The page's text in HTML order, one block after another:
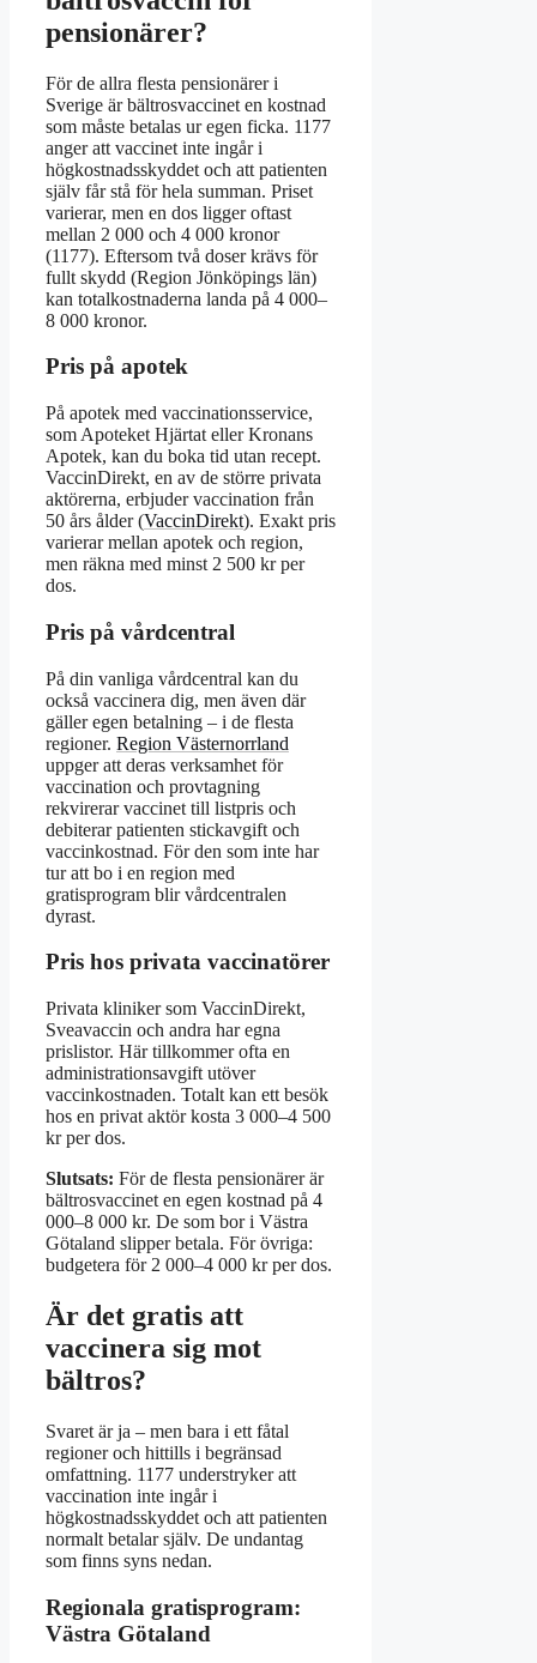
pensionärer?
För de allra flesta pensionärer i
Sverige är bältrosvaccinet en kostnad
som måste betalas ur egen ficka. 1177
anger att vaccinet inte ingår i
högkostnadsskyddet och att patienten
själv får stå för hela summan. Priset
varierar, men en dos ligger oftast
mellan 2 000 och 4 000 kronor
(1177). Eftersom två doser krävs för
fullt skydd (Region Jönköpings län)
kan totalkostnaderna landa på 4 000–
8 000 kronor.
Pris på apotek
På apotek med vaccinationsservice,
som Apoteket Hjärtat eller Kronans
Apotek, kan du boka tid utan recept.
VaccinDirekt, en av de större privata
aktörerna, erbjuder vaccination från
50 års ålder (VaccinDirekt). Exakt pris
varierar mellan apotek och region,
men räkna med minst 2 500 kr per
dos.
Pris på vårdcentral
På din vanliga vårdcentral kan du
också vaccinera dig, men även där
gäller egen betalning – i de flesta
regioner. Region Västernorrland
uppger att deras verksamhet för
vaccination och provtagning
rekvirerar vaccinet till listpris och
debiterar patienten stickavgift och
vaccinkostnad. För den som inte har
tur att bo i en region med
gratisprogram blir vårdcentralen
dyrast.
Pris hos privata vaccinatörer
Privata kliniker som VaccinDirekt,
Sveavaccin och andra har egna
prislistor. Här tillkommer ofta en
administrationsavgift utöver
vaccinkostnaden. Totalt kan ett besök
hos en privat aktör kosta 3 000–4 500
kr per dos.
Slutsats: För de flesta pensionärer är
bältrosvaccinet en egen kostnad på 4
000–8 000 kr. De som bor i Västra
Götaland slipper betala. För övriga:
budgetera för 2 000–4 000 kr per dos.
Är det gratis att
vaccinera sig mot
bältros?
Svaret är ja – men bara i ett fåtal
regioner och hittills i begränsad
omfattning. 1177 understryker att
vaccination inte ingår i
högkostnadsskyddet och att patienten
normalt betalar själv. De undantag
som finns syns nedan.
Regionala gratisprogram:
Västra Götaland